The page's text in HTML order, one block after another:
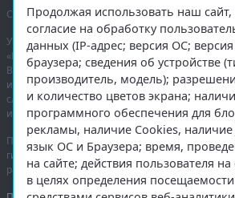
Сетевое издание «Информационное агентство
Учредитель — общество с ограниченной
«Правда Севера».
Выписка из реестра зарегистрированных
информации:ЭЛ № ФС 77-74226от 09.11.2018
службой по надзору в сфере связи,
и массовых коммуникаций (Роскомнадзор).
При полном или частичном использовании
гиперссылка на region29.ruобязательна.
разрешения администрации сайта запрещено.
Продолжая использовать наш сайт,
согласие на обработку
данных (IP-адрес; версия ОС;
браузера; сведения об устройстве
производитель, модель);
и количество цветов экрана;
программного обеспечения для
рекламы, наличие Cookies, наличие
язык ОС и Браузера; время,
на сайте; действия пользователя на
в целях определения посещаемости